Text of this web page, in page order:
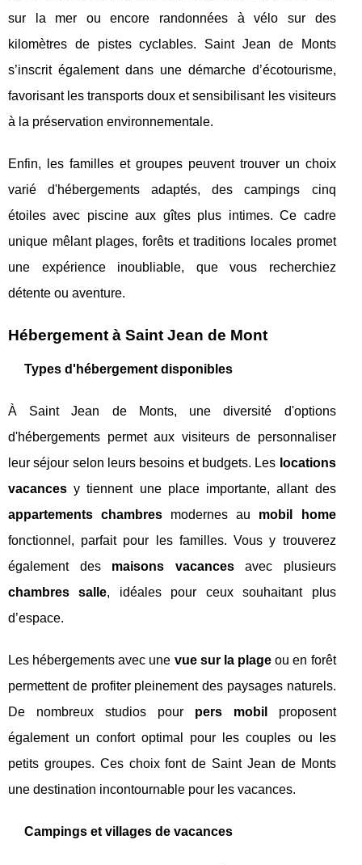
sur la mer ou encore randonnées à vélo sur des
kilomètres de pistes cyclables. Saint Jean de Monts
s’inscrit également dans une démarche d’écotourisme,
favorisant les transports doux et sensibilisant les visiteurs
à la préservation environnementale.
Enfin, les familles et groupes peuvent trouver un choix
varié d'hébergements adaptés, des campings cinq
étoiles avec piscine aux gîtes plus intimes. Ce cadre
unique mêlant plages, forêts et traditions locales promet
une expérience inoubliable, que vous recherchiez
détente ou aventure.
Hébergement à Saint Jean de Mont
Types d'hébergement disponibles
À Saint Jean de Monts, une diversité d'options
d'hébergements permet aux visiteurs de personnaliser
leur séjour selon leurs besoins et budgets. Les locations
vacances y tiennent une place importante, allant des
appartements chambres modernes au mobil home
fonctionnel, parfait pour les familles. Vous y trouverez
également des maisons vacancesavec plusieurs
chambres salle, idéales pour ceux souhaitant plus
d’espace.
Les hébergements avec une vue sur la plage ou en forêt
permettent de profiter pleinement des paysages naturels.
De nombreux studios pour pers mobil
proposent
également un confort optimal pour les couples ou les
petits groupes. Ces choix font de Saint Jean de Monts
une destination incontournable pour les vacances.
Campings et villages de vacances